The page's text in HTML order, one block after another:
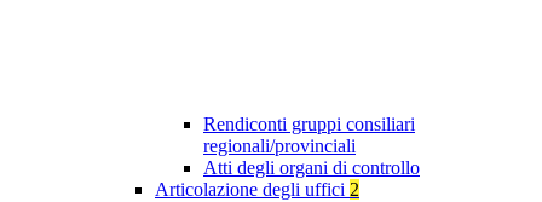
Rendiconti gruppi consiliari
regionali/provinciali
Atti degli organi di controllo
Articolazione degli uffici 2